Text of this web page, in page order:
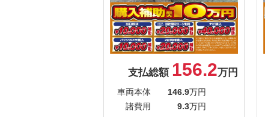
支払総額 156.2万円
車両本体 146.9万円
諸費用
9.3万円